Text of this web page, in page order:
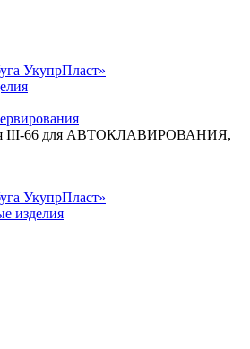
УкупрПласт»
III-66 для АВТОКЛАВИРОВАНИЯ,
УкупрПласт»
изделия